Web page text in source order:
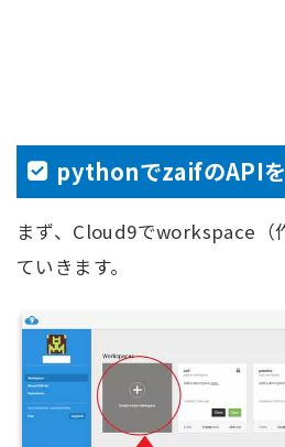
pythonでzaifのAPIを
まず、Cloud9でworkspace（
ていきます。